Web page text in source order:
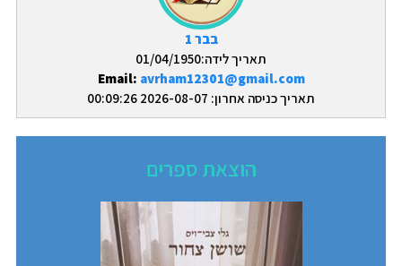
בבר 1
תאריך לידה:01/04/1950
Email: avrham12301@gmail.com
תאריך כניסה אחרון: 2026-08-07 00:09:26
הוצאת ספרים